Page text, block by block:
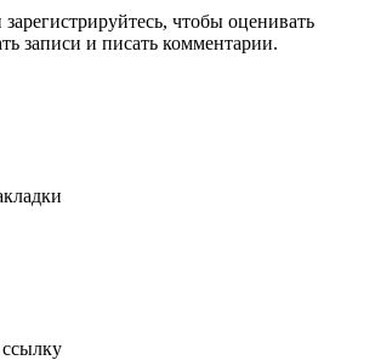
чтобы оценивать
записи и писать комментарии.